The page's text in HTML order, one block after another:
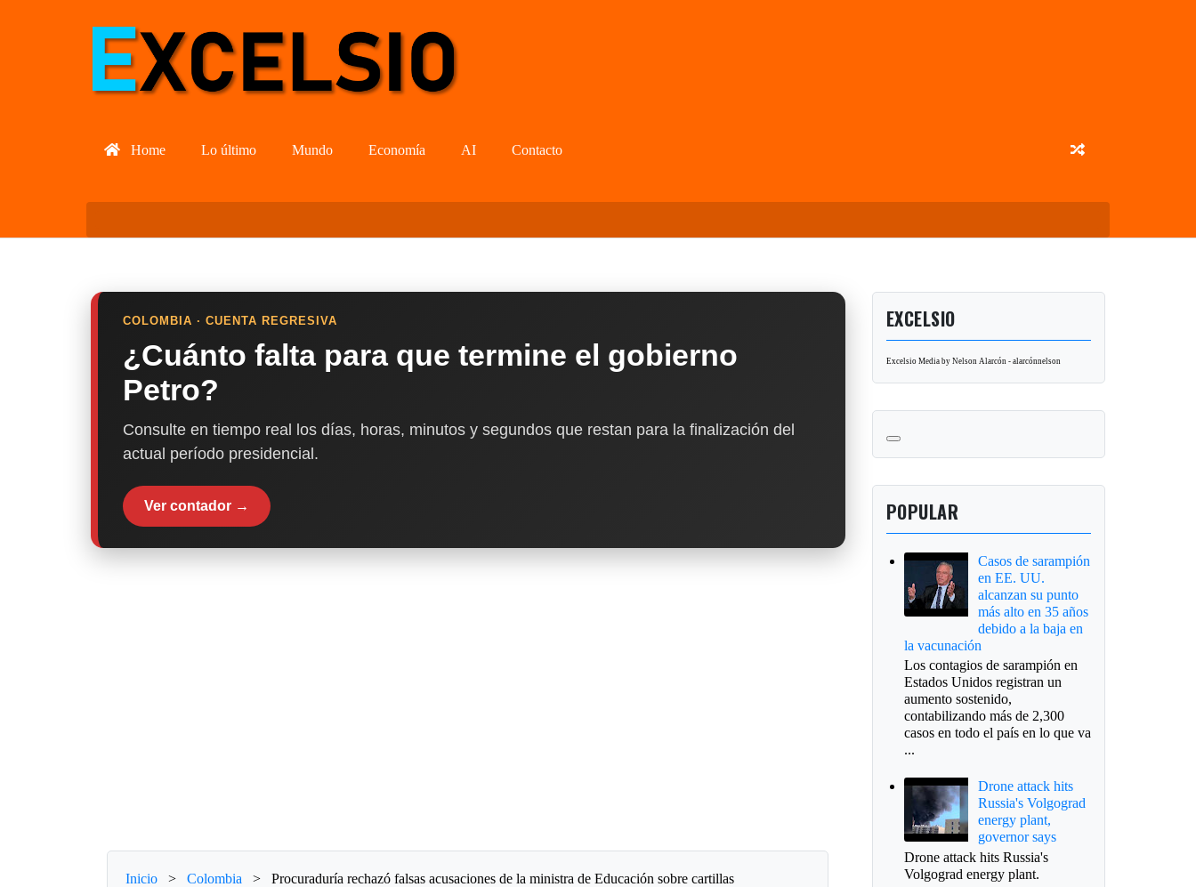
Home Lo último Mundo Economía AI Contacto
COLOMBIA · CUENTA REGRESIVA
¿Cuánto falta para que termine el gobierno
Petro?
Consulte en tiempo real los días, horas, minutos y segundos que restan para la finalización del
actual período presidencial.
Ver contador →
Inicio > Colombia >
Procuraduría rechazó falsas acusaciones de la ministra de Educación sobre cartillas
EXCELSIO
Excelsio Media by Nelson Alarcón - alarcónnelson
POPULAR
Casos de sarampión
en EE. UU.
alcanzan su punto
más alto en 35 años
debido a la baja en
la vacunación
Los contagios de sarampión en
Estados Unidos registran un
aumento sostenido,
contabilizando más de 2,300
casos en todo el país en lo que va
...
Drone attack hits
Russia's Volgograd
energy plant,
governor says
Drone attack hits Russia's
Volgograd energy plant.